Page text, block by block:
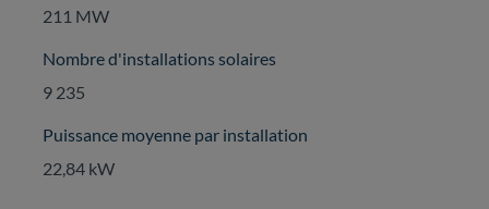
211 MW
Nombre d'installations solaires
9 235
Puissance moyenne par installation
22,84 kW